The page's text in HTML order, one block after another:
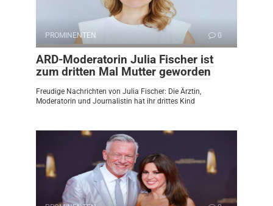
PROMINENTEN 0
ARD-Moderatorin Julia Fischer ist
zum dritten Mal Mutter geworden
Freudige Nachrichten von Julia Fischer: Die Ärztin,
Moderatorin und Journalistin hat ihr drittes Kind